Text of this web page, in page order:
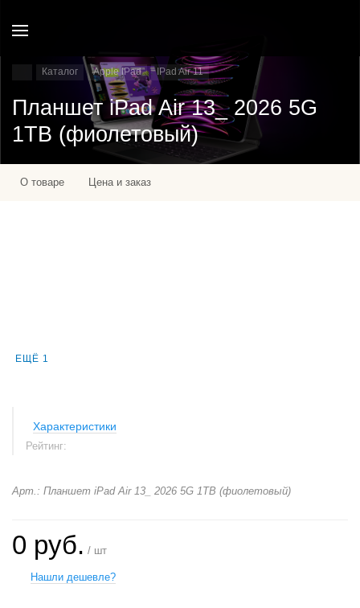
Каталог Apple IPad IPad Air 11
Планшет iPad Air 13_ 2026 5G
1TB (фиолетовый)
О товаре Цена и заказ
ЕЩЁ 1
Характеристики
Рейтинг:
Арт.: Планшет iPad Air 13_ 2026 5G 1TB (фиолетовый)
0 руб. / шт
Нашли дешевле?